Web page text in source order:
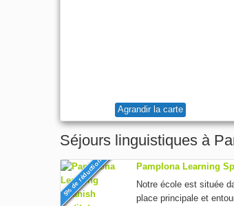
Agrandir la carte
Séjours linguistiques à
5% de réduction
Pamplona Learning
Notre école est située
place principale et